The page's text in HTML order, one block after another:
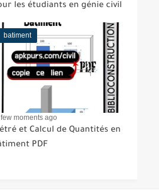
les étudiants en génie civil
batiment
few moments ago
et Calcul de Quantités en
PDF